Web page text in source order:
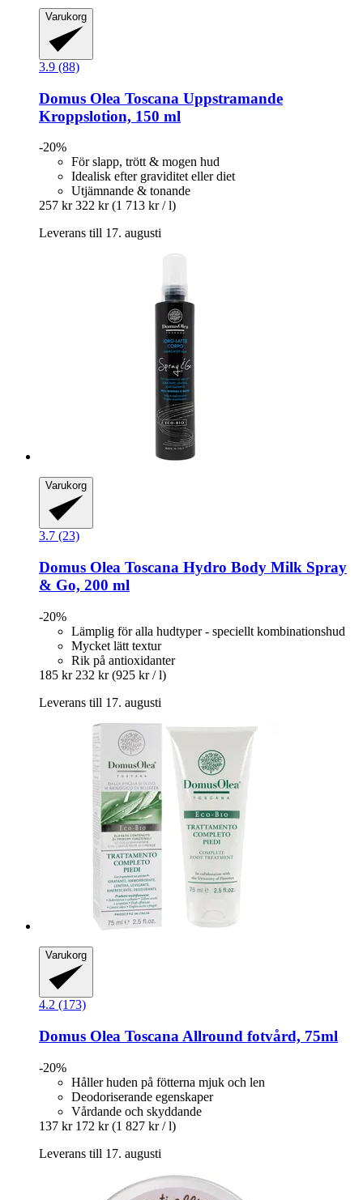
Varukorg
3.9 (88)
Domus Olea Toscana Uppstramande
Kroppslotion, 150 ml
-20%
För slapp, trött & mogen hud
Idealisk efter graviditet eller diet
Utjämnande & tonande
257 kr 322 kr (1 713 kr / l)
Leverans till 17. augusti
Varukorg
3.7 (23)
Domus Olea Toscana Hydro Body Milk Spray
& Go, 200 ml
-20%
Lämplig för alla hudtyper - speciellt kombinationshud
Mycket lätt textur
Rik på antioxidanter
185 kr 232 kr (925 kr / l)
Leverans till 17. augusti
Varukorg
4.2 (173)
Domus Olea Toscana Allround fotvård, 75ml
-20%
Håller huden på fötterna mjuk och len
Deodoriserande egenskaper
Vårdande och skyddande
137 kr 172 kr (1 827 kr / l)
Leverans till 17. augusti